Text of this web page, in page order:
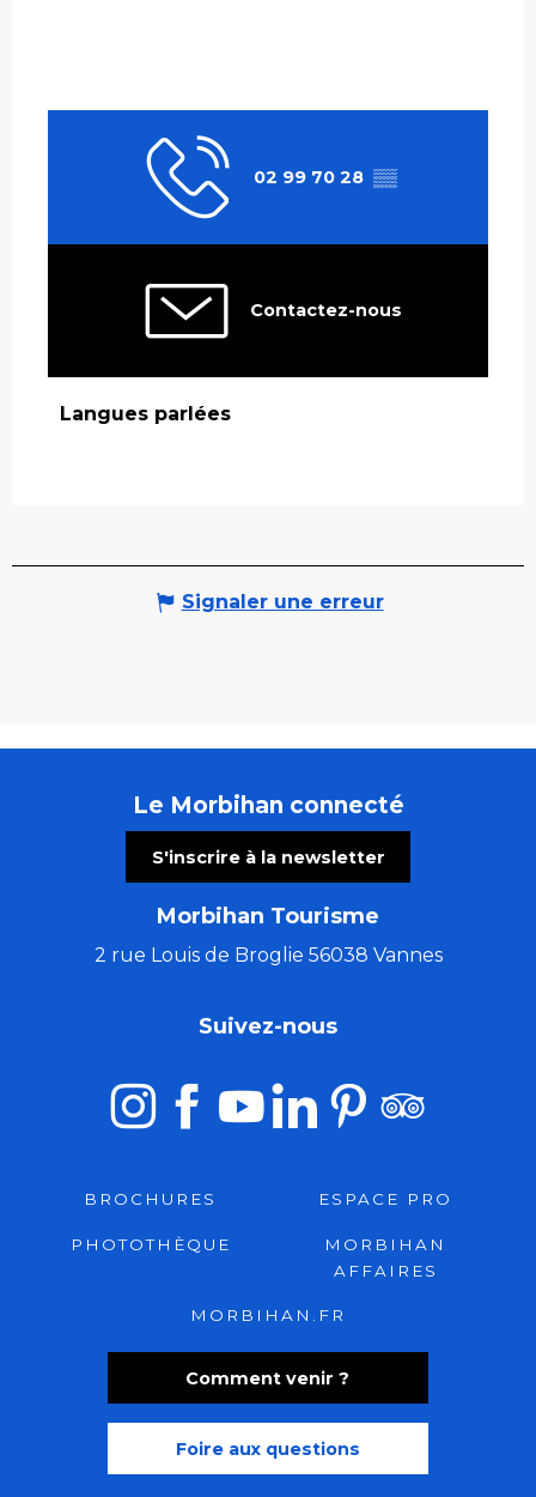
02 99 70 28 ▒▒
Contactez-nous
Langues parlées
Langues parlées
Signaler une erreur
Le Morbihan connecté
S'inscrire à la newsletter
Morbihan Tourisme
2 rue Louis de Broglie 56038 Vannes
Comment venir ?
Foire aux questions
Suivez-nous
BROCHURES ESPACE PRO
PHOTOTHÈQUE
MORBIHAN
AFFAIRES
MORBIHAN.FR